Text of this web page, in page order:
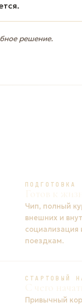
решение.
ПОДГОТОВКА
Чип, полный
внешних и
социализация
поездкам.
СТАРТОВЫЙ
Привычный